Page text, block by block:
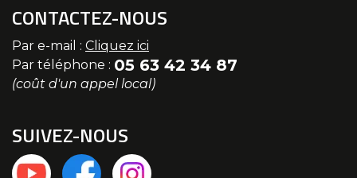
CONTACTEZ-NOUS
Par e-mail : Cliquez ici
Par téléphone : 05 63 42 34 87
(coût d'un appel local)
SUIVEZ-NOUS